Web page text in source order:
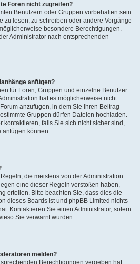
Foren nicht zugreifen?
Benutzern oder Gruppen vorbehalten sein.
zu lesen, zu schreiben oder andere Vorgänge
besondere Berechtigungen.
Administrator nach entsprechenden
anfügen?
für Foren, Gruppen und einzelne Benutzer
hat es möglicherweise nicht
anzufügen, in dem Sie Ihren Beitrag
Gruppen dürfen Dateien hochladen.
kontaktieren, falls Sie sich nicht sicher sind,
anfügen können.
die meistens von der Administration
eine dieser Regeln verstoßen haben,
erteilen. Bitte beachten Sie, dass dies die
dieses Boards ist und phpBB Limited nichts
Kontaktieren Sie einen Administrator, sofern
Sie verwarnt wurden.
melden?
Berechtigungen vergeben hat,